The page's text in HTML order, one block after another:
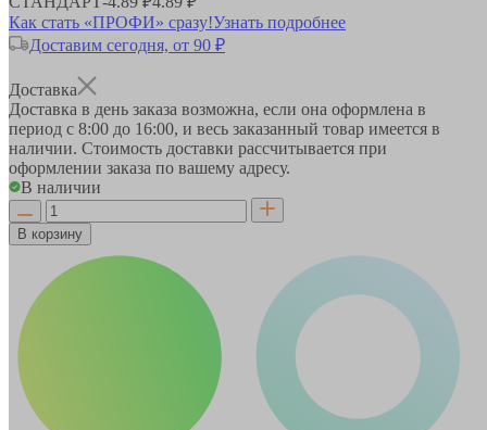
Как стать «ПРОФИ» сразу!Узнать подробнее
Доставим сегодня, от 90 ₽
Доставка
Доставка в день заказа возможна, если она оформлена в
период с 8:00 до 16:00, и весь заказанный товар имеется в
наличии. Стоимость доставки рассчитывается при
оформлении заказа по вашему адресу.
В наличии
В корзину